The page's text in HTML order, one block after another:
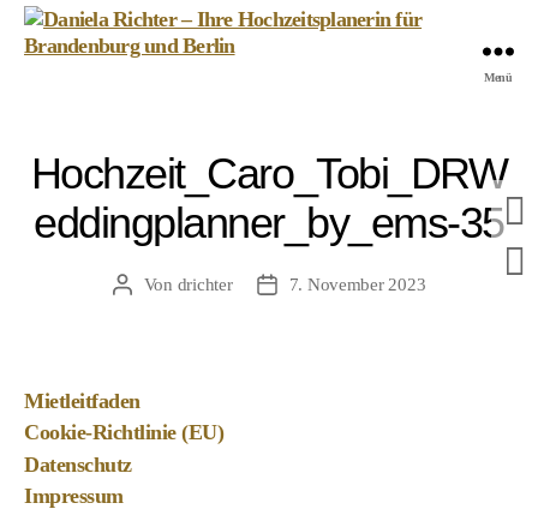
Hochzeitsplanerin
Brandenburg
Menü
Hochzeit_Caro_Tobi_DRW
eddingplanner_by_ems-35
Beitragsautor
Von drichter Veröffentlichungsdatum
7. November 2023
Mietleitfaden
Cookie-Richtlinie (EU)
Datenschutz
Impressum